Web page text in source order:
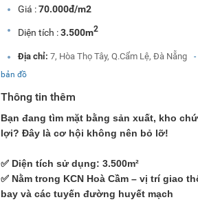
Giá :70.000đ/m2
Diện tích :3.500m2
Địa chỉ: 7, Hòa Thọ Tây, Q.Cẩm Lệ, Đà Nẵng
-
bản đồ
Thông tin thêm
Bạn đang tìm mặt bằng sản xuất, kho chứ
lợi? Đây là cơ hội không nên bỏ lỡ!
✅ Diện tích sửdụng: 3.500m²
✅ Nằm trong KCN Hoà Cầm – vị trí giao
bay và các tuyến đường huyết mạch